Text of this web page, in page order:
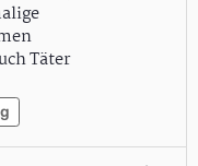
Täter